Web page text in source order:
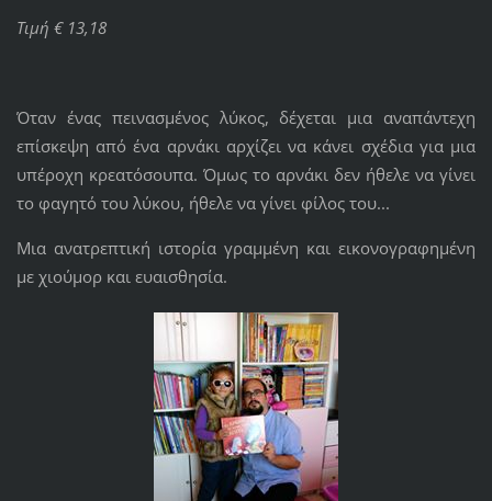
Τιμή € 13,18
Όταν ένας πεινασμένος λύκος, δέχεται μια αναπάντεχη
επίσκεψη από ένα αρνάκι αρχίζει να κάνει σχέδια για μια
υπέροχη κρεατόσουπα. Όμως το αρνάκι δεν ήθελε να γίνει
το φαγητό του λύκου, ήθελε να γίνει φίλος του...
Μια ανατρεπτική ιστορία γραμμένη και εικονογραφημένη
με χιούμορ και ευαισθησία.